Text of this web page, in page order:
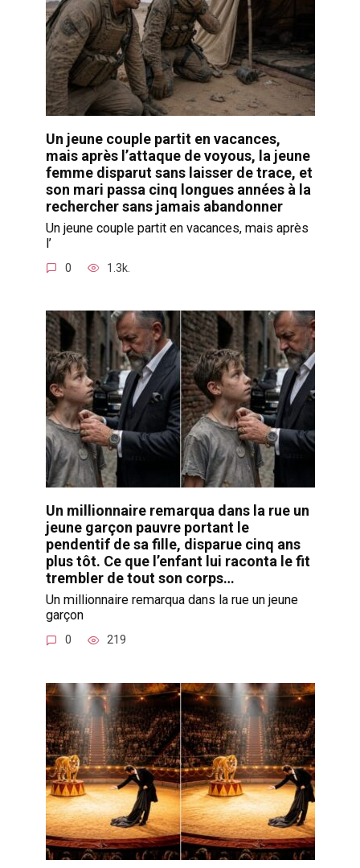
Un jeune couple partit en vacances,
mais après l’attaque de voyous, la jeune
femme disparut sans laisser de trace, et
son mari passa cinq longues années à la
rechercher sans jamais abandonner
Un jeune couple partit en vacances, mais après
l’
0 1.3k.
Un millionnaire remarqua dans la rue un
jeune garçon pauvre portant le
pendentif de sa fille, disparue cinq ans
plus tôt. Ce que l’enfant lui raconta le fit
trembler de tout son corps…
Un millionnaire remarqua dans la rue un jeune
garçon
0 219